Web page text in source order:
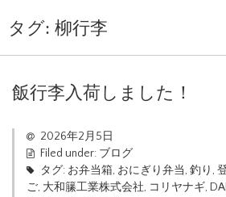
タグ: 柳行李
飯行李入荷しました！
2026年2月5日
Filed under: ブログ
タグ: お弁当箱, おにぎり弁当, 釣り ,
ご, 大和籘工業株式会社, コリヤナギ,